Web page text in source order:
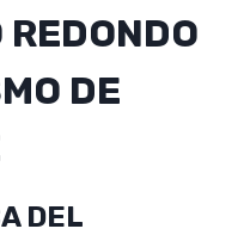
DE
DEL